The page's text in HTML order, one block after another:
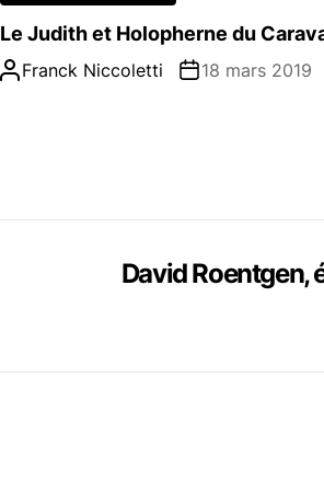
Le Judith et Holopherne du
Franck Niccoletti 18 mars 2019
David Roentgen,